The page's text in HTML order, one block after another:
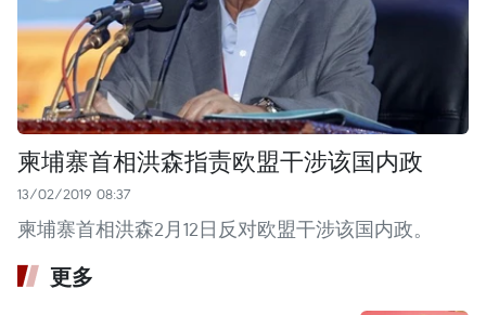
柬埔寨首相洪森指责欧盟干涉该国内政
13/02/2019 08:37
柬埔寨首相洪森2月12日反对欧盟干涉该国内政。
更多